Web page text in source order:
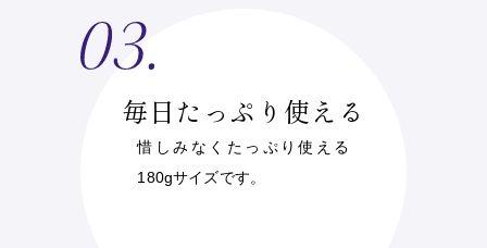
毎日たっぷり使える
惜しみなくたっぷり使える
180gサイズです。